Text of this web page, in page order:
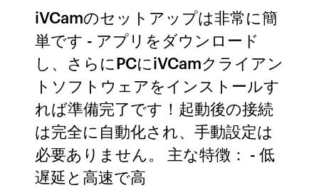
iVCamのセットアップは非常に簡
単です - アプリをダウンロード
し、さらにPCにiVCamクライアン
トソフトウェアをインストールす
れば準備完了です！起動後の接続
は完全に自動化され、手動設定は
必要ありません。 主な特徴： - 低
遅延と高速で高